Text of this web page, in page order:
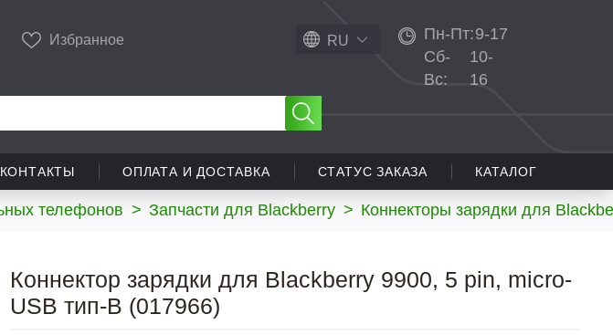
Избранное RU Пн-Пт:9-17
Сб-
Вс:
10-
16
КОНТАКТЫ ОПЛАТА И ДОСТАВКА СТАТУС ЗАКАЗА КАТАЛОГ
телефонов > Запчасти для Blackberry > Коннекторы зарядки для
Коннектор зарядки для Blackberry 9900, 5 pin, micro-
USB тип-B (017966)